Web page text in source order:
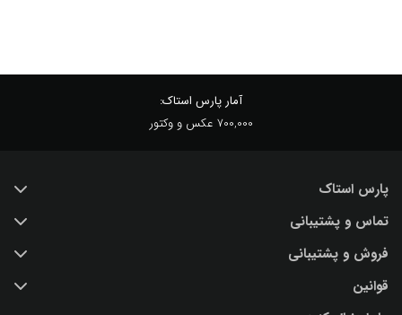
آمار پارس استاک:
700,000 عکس و وکتور
پارس استاک
خرید عکس با کیفیت
درباره ما
پرسش و پاسخ
تماس و پشتیبانی
تماس با ما
فروش و پشتیبانی
(IR) 021 28428845
قوانین